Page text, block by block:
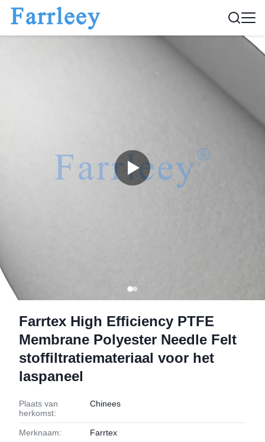
Farrtex High Efficiency PTFE
Membrane Polyester Needle Felt
stoffiltratiemateriaal voor het
laspaneel
Plaats van
herkomst:
Chinees
Merknaam: Farrtex